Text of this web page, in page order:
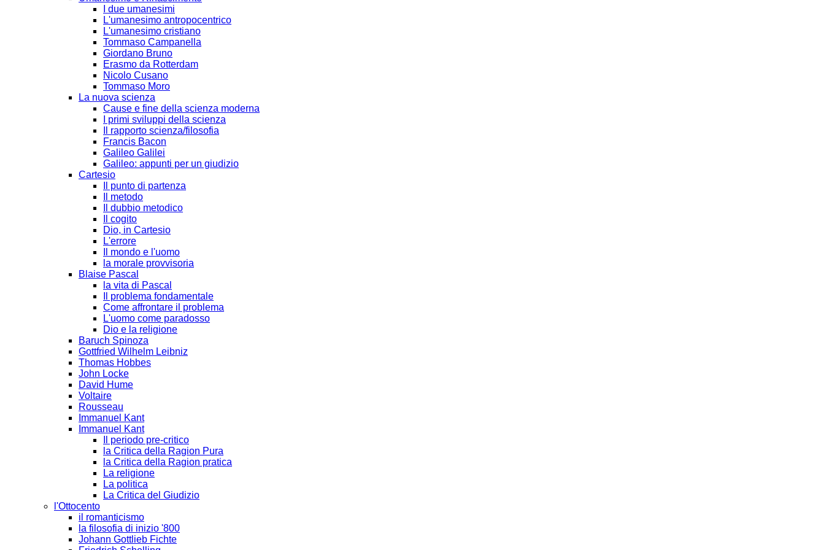
I due umanesimi
L'umanesimo antropocentrico
L'umanesimo cristiano
Tommaso Campanella
Giordano Bruno
Erasmo da Rotterdam
Nicolo Cusano
Tommaso Moro
La nuova scienza
Cause e fine della scienza moderna
I primi sviluppi della scienza
Il rapporto scienza/filosofia
Francis Bacon
Galileo Galilei
Galileo: appunti per un giudizio
Cartesio
Il punto di partenza
Il metodo
Il dubbio metodico
Il cogito
Dio, in Cartesio
L'errore
Il mondo e l'uomo
la morale provvisoria
Blaise Pascal
la vita di Pascal
Il problema fondamentale
Come affrontare il problema
L'uomo come paradosso
Dio e la religione
Baruch Spinoza
Gottfried Wilhelm Leibniz
Thomas Hobbes
John Locke
David Hume
Voltaire
Rousseau
Immanuel Kant
Immanuel Kant
Il periodo pre-critico
la Critica della Ragion Pura
la Critica della Ragion pratica
La religione
La politica
La Critica del Giudizio
l'Ottocento
il romanticismo
la filosofia di inizio '800
Johann Gottlieb Fichte